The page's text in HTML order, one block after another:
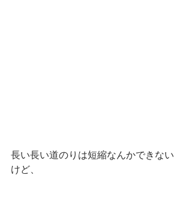
長い長い道のりは短縮なんかできない
けど、